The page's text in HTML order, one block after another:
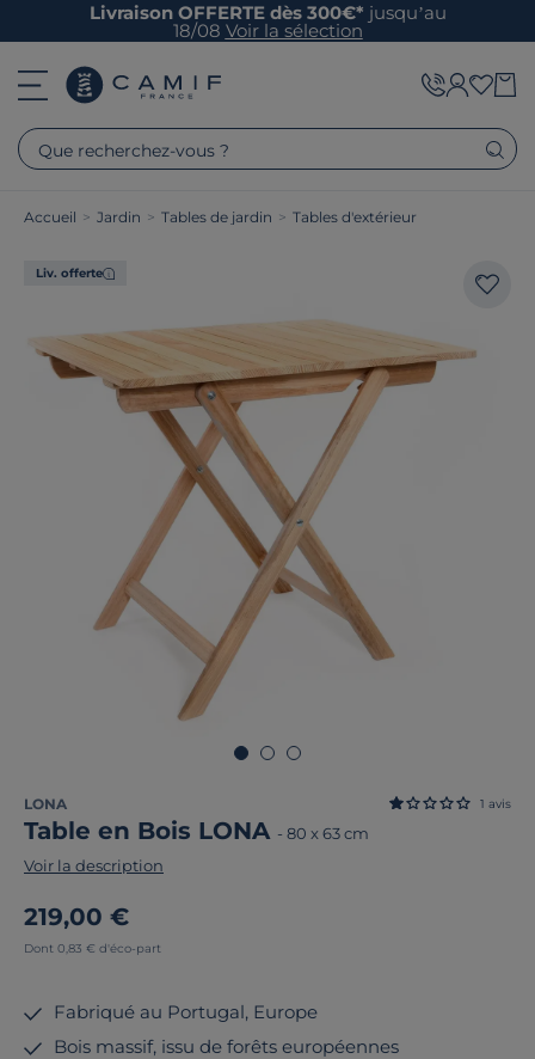
Livraison OFFERTE dès 300€* jusqu’au
18/08 Voir la sélection
Que recherchez-vous ?
Accueil > Jardin > Tables de jardin > Tables d'extérieur
Liv. offerte
LONA
Table en Bois LONA - 80 x 63 cm
1 avis
Voir la description
219,00 €
Dont 0,83 € d'éco-part
Fabriqué au Portugal, Europe
Bois massif, issu de forêts européennes